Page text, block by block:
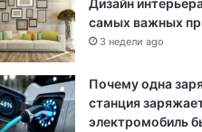
Дизайн
самых важных
3 недели ago
Почему одна
станция
электромобиль